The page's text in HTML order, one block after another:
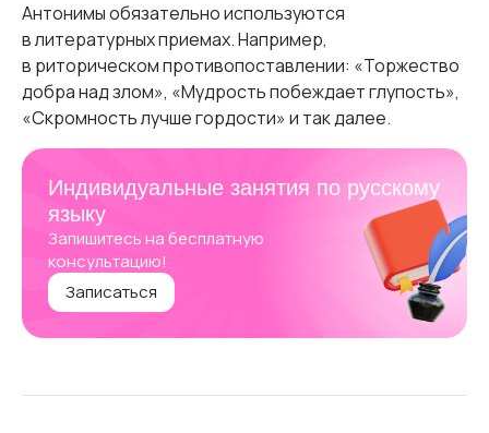
Антонимы обязательно используются
в литературных приемах. Например,
в риторическом противопоставлении: «Торжество
добра над злом», «Мудрость побеждает глупость»,
«Скромность лучше гордости» и так далее.
Индивидуальные занятия по русскому
языку
Запишитесь на бесплатную
консультацию!
Записаться